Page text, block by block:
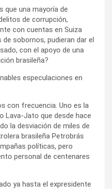
que una mayoría de
de corrupción,
con cuentas en Suiza
sobornos, pudieran dar el
con el apoyo de una
brasileña?
especulaciones en
con frecuencia. Uno es la
Lava-Jato que desde hace
la desviación de miles de
brasileña Petrobrás
políticas, pero
personal de centenares
ya hasta el expresidente